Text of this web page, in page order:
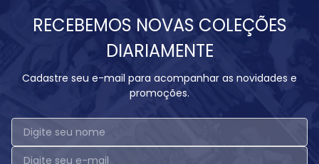
RECEBEMOS NOVAS COLEÇÕES
DIARIAMENTE
Cadastre seu e-mail para acompanhar as novidades e
promoções.